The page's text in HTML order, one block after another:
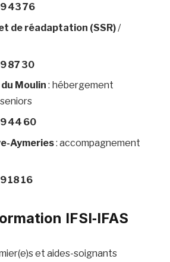
43 76
de réadaptation (SSR) /
87 30
du Moulin : hébergement
44 60
Aymeries: accompagnement
18 16
IFSI‑IFAS
et aides-soignants